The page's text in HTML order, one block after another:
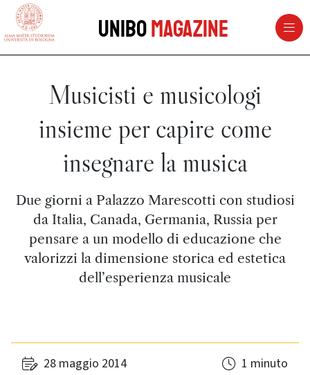
vai al contenuto della pagina
UniboMagazine
Musicisti e musicologi
insieme per capire come
insegnare la musica
Due giorni a Palazzo Marescotti con studiosi
da Italia, Canada, Germania, Russia per
pensare a un modello di educazione che
valorizzi la dimensione storica ed estetica
dell’esperienza musicale
28 maggio 2014 1 minuto